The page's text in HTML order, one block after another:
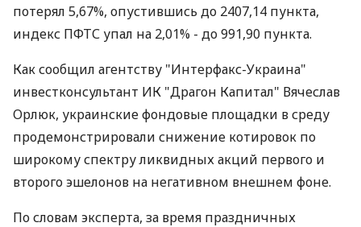
потерял 5,67%, опустившись до 2407,14 пункта,
индекс ПФТС упал на 2,01% - до 991,90 пункта.
Как сообщил агентству "Интерфакс-Украина"
инвестконсультант ИК "Драгон Капитал" Вячеслав
Орлюк, украинские фондовые площадки в среду
продемонстрировали снижение котировок по
широкому спектру ликвидных акций первого и
второго эшелонов на негативном внешнем фоне.
По словам эксперта, за время праздничных